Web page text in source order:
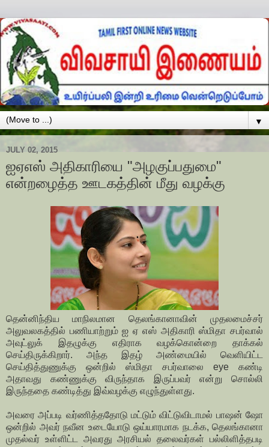
▼
JULY 02, 2015
ஐஏஎஸ் அதிகாரியை "அழகுப்பதுமை"
என்றழைத்த ஊடகத்தின் மீது வழக்கு
தென்னிந்திய மாநிலமான தெலங்கானாவின் முதலமைச்சர்
அலுவலகத்தில் பணியாற்றும் ஐ ஏ எஸ் அதிகாரி ஸ்மிதா சபர்வால்
அவுட்லுக் இதழுக்கு எதிராக வழக்கொன்றை தாக்கல்
செய்திருக்கிறார். அந்த இதழ் அண்மையில் வெளியிட்ட
செய்தித்துணுக்கு ஒன்றில் ஸ்மிதா சபர்வாலை eye கண்டி
அதாவது கண்ணுக்கு விருந்தாக இருப்பவர் என்று சொல்லி
இருந்ததை கண்டித்து இவ்வழக்கு எழுந்துள்ளது.
அவரை அப்படி வர்ணித்ததோடு மட்டும் விட்டுவிடாமல் பாஷன் ஷோ
ஒன்றில் அவர் நவீன உடையோடு ஒய்யாரமாக நடக்க, தெலங்கானா
முதல்வர் உள்ளிட்ட அவரது அரசியல் தலைவர்கள் பல்லிளித்தபடி